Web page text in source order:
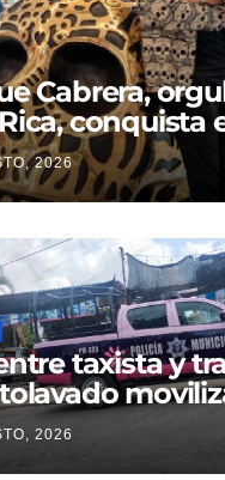
Cabrera,
conquista
con su arte
2026
taxista y
en Poza Rica
2026